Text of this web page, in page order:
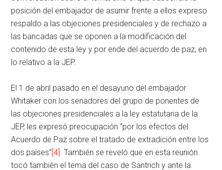
posición del embajador de asumir frente a ellos expreso
respaldo a las objeciones presidenciales y de rechazo a
las bancadas que se oponen a la modificación del
contenido de esta ley y por ende del acuerdo de paz, en
lo relativo a la JEP.
El 1 de abril pasado en el desayuno del embajador
Whitaker con los senadores del grupo de ponentes de
las objeciones presidenciales a la ley estatutaria de la
JEP, les expresó preocupación “por los efectos del
Acuerdo de Paz sobre el tratado de extradición entre los
dos países”[4]. También se reveló que en esta reunión
tocó también el tema del caso de Santrich y ante la